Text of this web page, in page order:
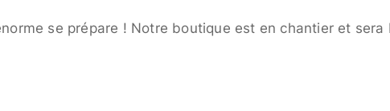
se prépare ! Notre boutique est en chantier et